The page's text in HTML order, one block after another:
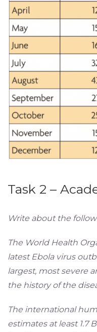
Task 2 –
Write about the
The World Health
latest Ebola virus
largest, most severe
the history of the
The international
estimates at least 1.7